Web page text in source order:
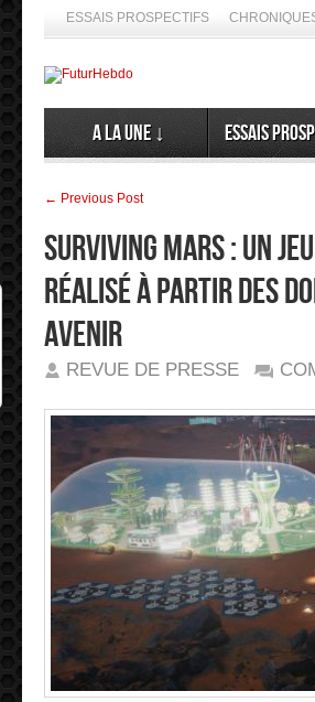
ESSAIS PROSPECTIFS
A la Une ↓ Essais
← Previous Post
Surviving Mars : un
réalisé à partir des
Avenir
REVUE DE PRESSE